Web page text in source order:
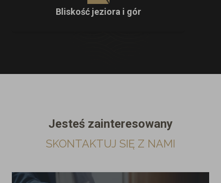
Bliskość jeziora i gór
Jesteś zainteresowany
SKONTAKTUJ SIĘ Z NAMI